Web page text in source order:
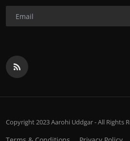
Copyright 2023 Aarohi Uddgar - All Rights